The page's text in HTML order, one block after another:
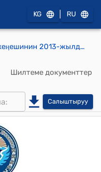
KG RU
Баткен шаардык кеӊешинин 2013-жылдын 20-августундагы № 2-3/25 “Баткен шаардык дене тарбия жана спорт бөлүмүнө акча каражатын бөлүп берүү жөнүндө” токтому
Шилтеме документтер
Салыштыруу